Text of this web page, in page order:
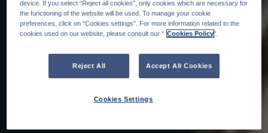
device. If you select “Reject all cookies”, only cookies which are necessary for
the functioning of the website will be used. To manage your cookie
preferences, click on “Cookies settings”. For more information related to the
cookies used on our website, please consult our “ Cookies Policy".
Reject All Accept All Cookies
Cookies Settings